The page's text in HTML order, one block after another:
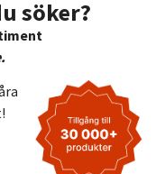
söker?